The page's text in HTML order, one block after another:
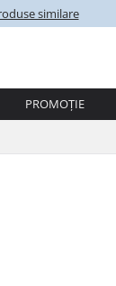
similare
PROMOȚIE